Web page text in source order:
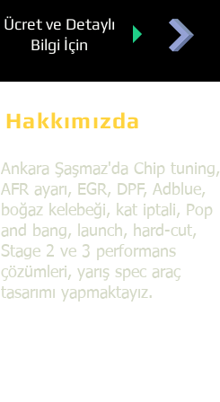
Ücret ve Detaylı
Bilgi İçin
Hakkımızda
Ankara Şaşmaz'da Chip tuning,
AFR ayarı, EGR, DPF, Adblue,
boğaz kelebeği, kat iptali, Pop
and bang, launch, hard-cut,
Stage 2 ve 3 performans
çözümleri, yarış spec araç
tasarımı yapmaktayız.